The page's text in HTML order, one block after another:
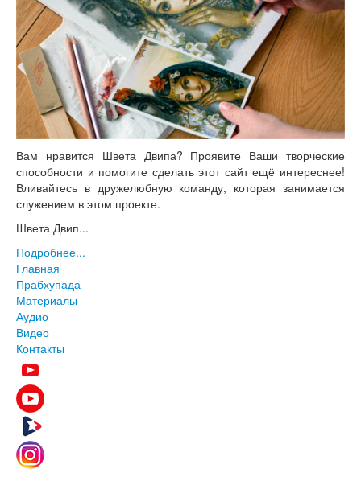
Вам нравится Швета Двипа? Проявите Ваши творческие
способности и помогите сделать этот сайт ещё интереснее!
Вливайтесь в дружелюбную команду, которая занимается
служением в этом проекте.
Швета Двип...
Подробнее...
Главная
Прабхупада
Материалы
Аудио
Видео
Контакты